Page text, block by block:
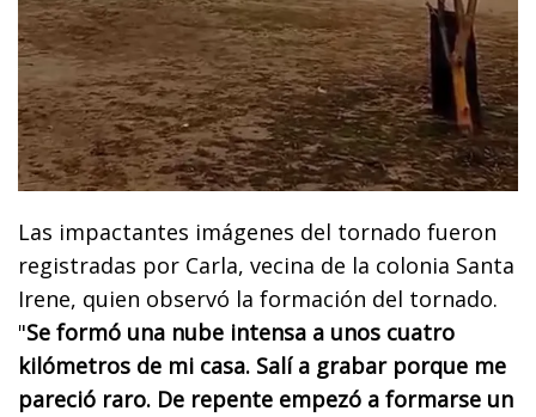
Las impactantes imágenes del tornado fueron
registradas por Carla, vecina de la colonia Santa
Irene, quien observó la formación del tornado.
"Se formó una nube intensa a unos cuatro
kilómetros de mi casa. Salí a grabar porque me
pareció raro. De repente empezó a formarse un